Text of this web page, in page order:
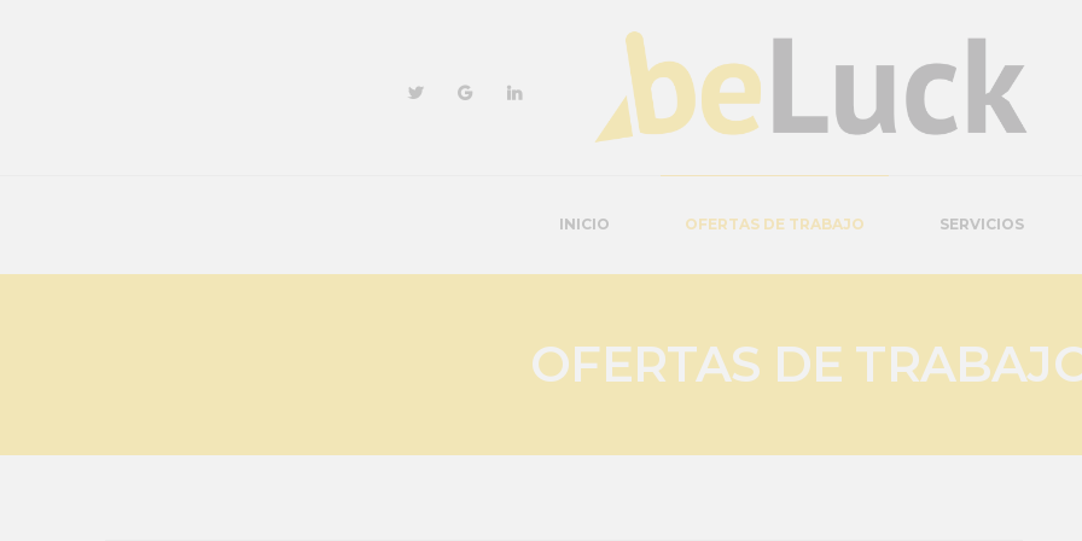
INICIO OFERTAS DE TRABAJO SERVICIOS
OFERTAS DE